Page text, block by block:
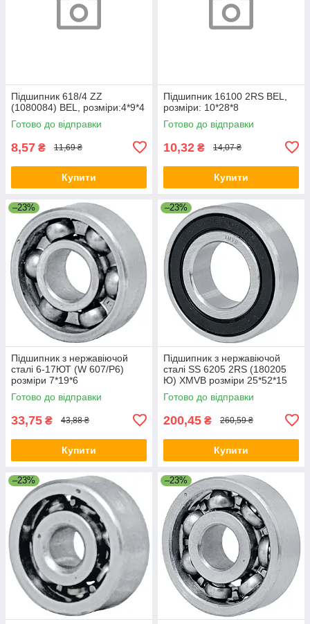
Підшипник 618/4 ZZ
(1080084) BEL, розміри:4*9*4
Готово до відправки
8,57 ₴ 11,69 ₴
Купити
Підшипник 16100 2RS BEL,
розміри: 10*28*8
Готово до відправки
10,32 ₴ 14,07 ₴
Купити
–23%
Підшипник з нержавіючой
сталі 6-17ЮТ (W 607/P6)
розміри 7*19*6
Готово до відправки
33,75 ₴ 43,88 ₴
Купити
–23%
Підшипник з нержавіючой
сталі SS 6205 2RS (180205
Ю) XMVB розміри 25*52*15
Готово до відправки
200,45 ₴ 260,59 ₴
Купити
–23% –23%